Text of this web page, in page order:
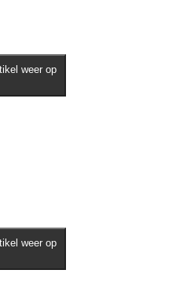
weer op
weer op